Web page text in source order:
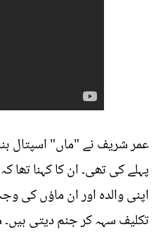
عمر شریف نے "ماں" اسپتال
پہلے کی تھی۔ ان کا کہنا تھا
اپنی والدہ اور ان ماؤں کی
تکلیف سہہ کر جنم دیتی